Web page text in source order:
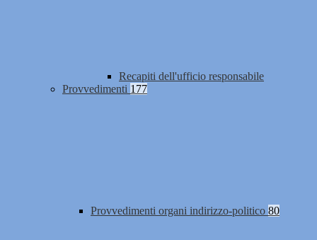
Recapiti dell'ufficio responsabile
Provvedimenti 177
Provvedimenti organi indirizzo-politico 80